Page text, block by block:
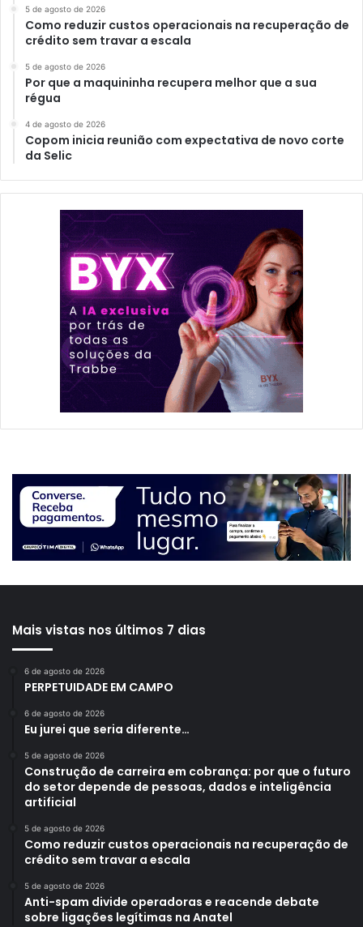
5 de agosto de 2026
Como reduzir custos operacionais na recuperação de
crédito sem travar a escala
5 de agosto de 2026
Por que a maquininha recupera melhor que a sua
régua
4 de agosto de 2026
Copom inicia reunião com expectativa de novo corte
da Selic
Mais vistas nos últimos 7 dias
6 de agosto de 2026
PERPETUIDADE EM CAMPO
6 de agosto de 2026
Eu jurei que seria diferente…
5 de agosto de 2026
Construção de carreira em cobrança: por que o futuro
do setor depende de pessoas, dados e inteligência
artificial
5 de agosto de 2026
Como reduzir custos operacionais na recuperação de
crédito sem travar a escala
5 de agosto de 2026
Anti-spam divide operadoras e reacende debate
sobre ligações legítimas na Anatel